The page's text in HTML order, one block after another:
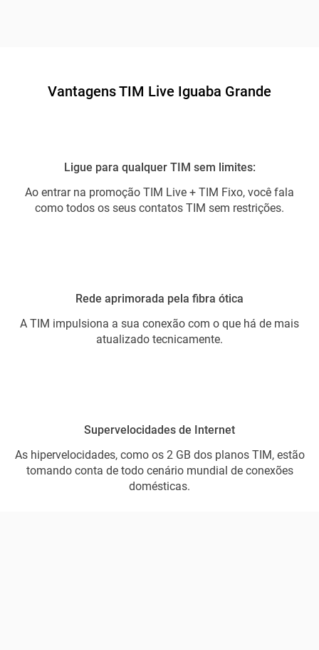
Vantagens TIM Live Iguaba Grande
Ligue para qualquer TIM sem limites:
Ao entrar na promoção TIM Live + TIM Fixo, você fala
como todos os seus contatos TIM sem restrições.
Rede aprimorada pela fibra ótica
A TIM impulsiona a sua conexão com o que há de mais
atualizado tecnicamente.
Supervelocidades de Internet
As hipervelocidades, como os 2 GB dos planos TIM, estão
tomando conta de todo cenário mundial de conexões
domésticas.